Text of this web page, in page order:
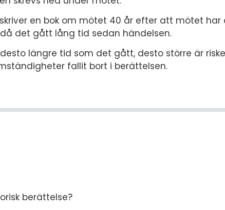
en bok om mötet 40 år efter att mötet har
det gått lång tid sedan händelsen.
längre tid som det gått, desto större är
fallit bort i berättelsen.
berättelse?